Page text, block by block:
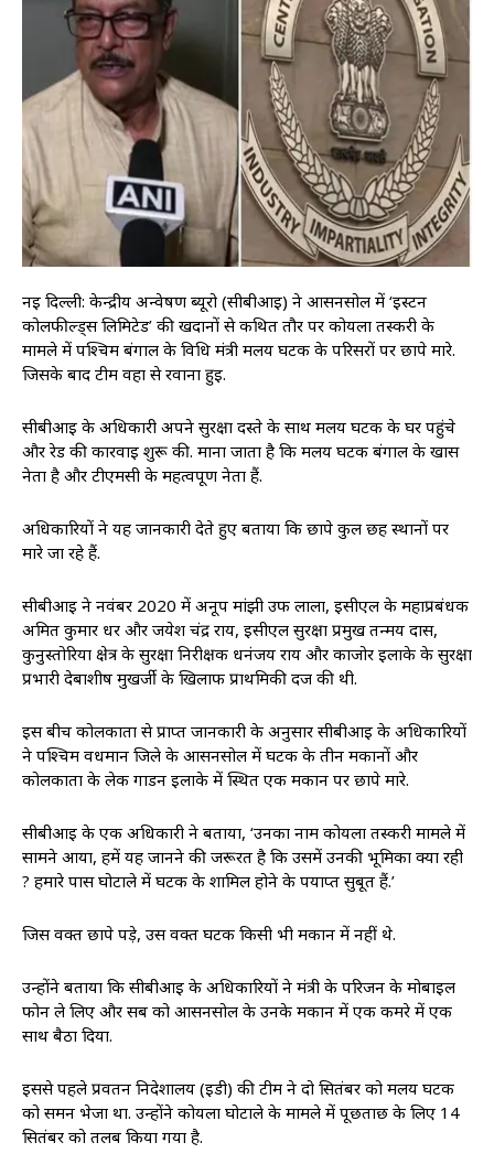
नई दिल्ली: केन्द्रीय अन्वेषण ब्यूरो (सीबीआई) ने आसनसोल में ‘ईस्टर्न
कोलफील्ड्स लिमिटेड’ की खदानों से कथित तौर पर कोयला तस्करी के
मामले में पश्चिम बंगाल के विधि मंत्री मलय घटक के परिसरों पर छापे मारे.
जिसके बाद टीम वहा से रवाना हुई.
सीबीआई के अधिकारी अपने सुरक्षा दस्ते के साथ मलय घटक के घर पहुंचे
और रेड की कार्रवाई शुरू की. माना जाता है कि मलय घटक बंगाल के खास
नेता है और टीएमसी के महत्वपूर्ण नेता हैं.
अधिकारियों ने यह जानकारी देते हुए बताया कि छापे कुल छह स्थानों पर
मारे जा रहे हैं.
सीबीआई ने नवंबर 2020 में अनूप मांझी उर्फ लाला, ईसीएल के महाप्रबंधक
अमित कुमार धर और जयेश चंद्र राय, ईसीएल सुरक्षा प्रमुख तन्मय दास,
कुनुस्तोरिया क्षेत्र के सुरक्षा निरीक्षक धनंजय राय और काजोर इलाके के सुरक्षा
प्रभारी देबाशीष मुखर्जी के खिलाफ प्राथमिकी दर्ज की थी.
इस बीच कोलकाता से प्राप्त जानकारी के अनुसार सीबीआई के अधिकारियों
ने पश्चिम वर्धमान जिले के आसनसोल में घटक के तीन मकानों और
कोलकाता के लेक गार्डन इलाके में स्थित एक मकान पर छापे मारे.
सीबीआई के एक अधिकारी ने बताया, ‘उनका नाम कोयला तस्करी मामले में
सामने आया, हमें यह जानने की जरूरत है कि उसमें उनकी भूमिका क्या रही
? हमारे पास घोटाले में घटक के शामिल होने के पर्याप्त सुबूत हैं.’
जिस वक्त छापे पड़े, उस वक्त घटक किसी भी मकान में नहीं थे.
उन्होंने बताया कि सीबीआई के अधिकारियों ने मंत्री के परिजन के मोबाइल
फोन ले लिए और सब को आसनसोल के उनके मकान में एक कमरे में एक
साथ बैठा दिया.
इससे पहले प्रवर्तन निदेशालय (ईडी) की टीम ने दो सितंबर को मलय घटक
को समन भेजा था. उन्होंने कोयला घोटाले के मामले में पूछताछ के लिए 14
सितंबर को तलब किया गया है.